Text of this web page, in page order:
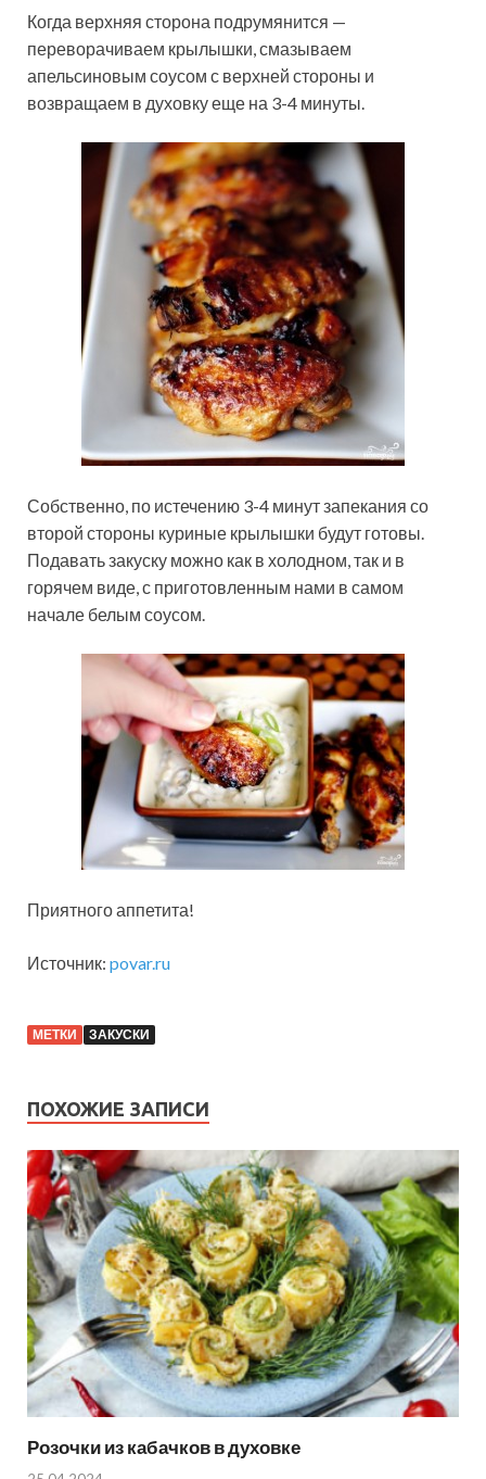
Когда верхняя сторона подрумянится —
переворачиваем крылышки, смазываем
апельсиновым соусом с верхней стороны и
возвращаем в духовку еще на 3-4 минуты.
Собственно, по истечению 3-4 минут запекания со
второй стороны куриные крылышки будут готовы.
Подавать закуску можно как в холодном, так и в
горячем виде, с приготовленным нами в самом
начале белым соусом.
Приятного аппетита!
Источник: povar.ru
МЕТКИ ЗАКУСКИ
ПОХОЖИЕ ЗАПИСИ
Розочки из кабачков в духовке